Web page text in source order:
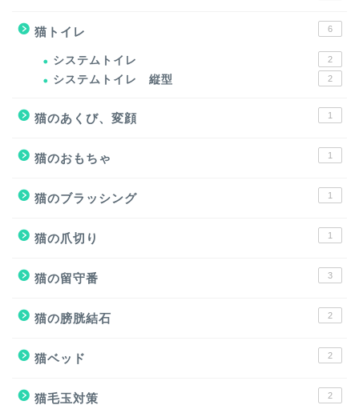
猫トイレ 6
システムトイレ 2
システムトイレ 縦型 2
猫のあくび、変顔 1
猫のおもちゃ 1
猫のブラッシング 1
猫の爪切り 1
猫の留守番 3
猫の膀胱結石 2
猫ベッド 2
猫毛玉対策 2